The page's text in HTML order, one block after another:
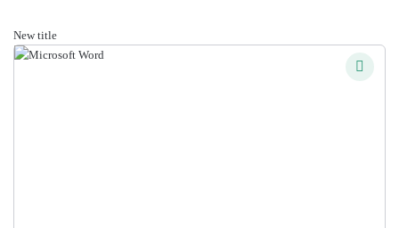
New title